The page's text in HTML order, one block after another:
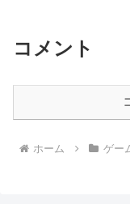
コメント
ホーム ゲー